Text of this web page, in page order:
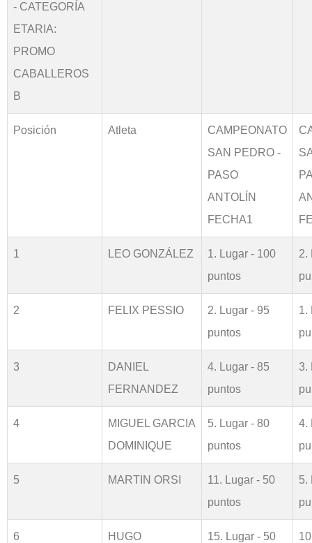
- CATEGORÍA
ETARIA:
PROMO
CABALLEROS
B
Posición Atleta
CAMPEONATO
SAN PEDRO -
PASO
ANTOLÍN
FECHA1
1 LEO GONZÁLEZ
1. Lugar - 100
puntos
2.
2 FELIX PESSIO
2. Lugar - 95
puntos
1.
3
DANIEL
FERNANDEZ
4. Lugar - 85
puntos
3.
4
MIGUEL GARCIA
DOMINIQUE
5. Lugar - 80
puntos
4.
5 MARTIN ORSI
11. Lugar - 50
puntos
5.
6
HUGO
15. Lugar - 50